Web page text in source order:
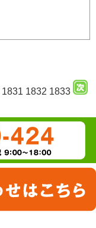
1831 1832 1833